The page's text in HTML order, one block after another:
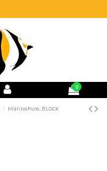
0
MarinePure, BLOCK